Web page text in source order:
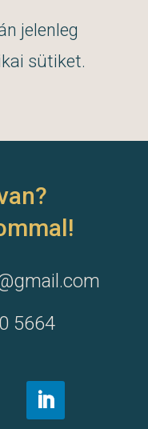
jelenleg
sütiket.
5664